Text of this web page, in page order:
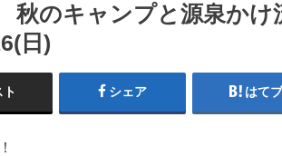
のキャンプと源泉かけ
日)
ト シェア はて